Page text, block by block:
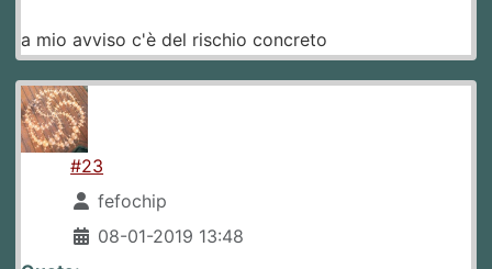
a mio avviso c'è del rischio concreto
#23
fefochip
08-01-2019 13:48